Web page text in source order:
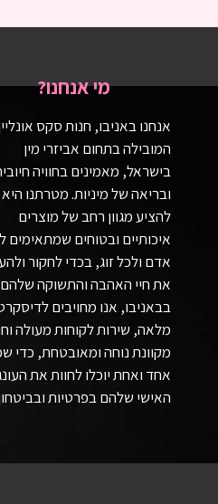
מי אנחנו?
אנחנו באניבו, חנות סקס
המובילה בתחום אביזרי מין
בישראל, מאמינים בחוויה
ובריאה של מיניות. מטרתנו היא
להציע מגוון רחב של מוצרים
איכותיים ובטוחים שמתאימים
אדם ולכל זוג, בכדי לחקור
את חיי האהבה והתשוקה
בבאניבו, אנו מחויבים
מלאה, שירות לקוחות מעולה
מקוונת נוחה ומאובטחת, כדי
אחד ואחת יוכלו לחוות את
האישי שלהם בפרטיות